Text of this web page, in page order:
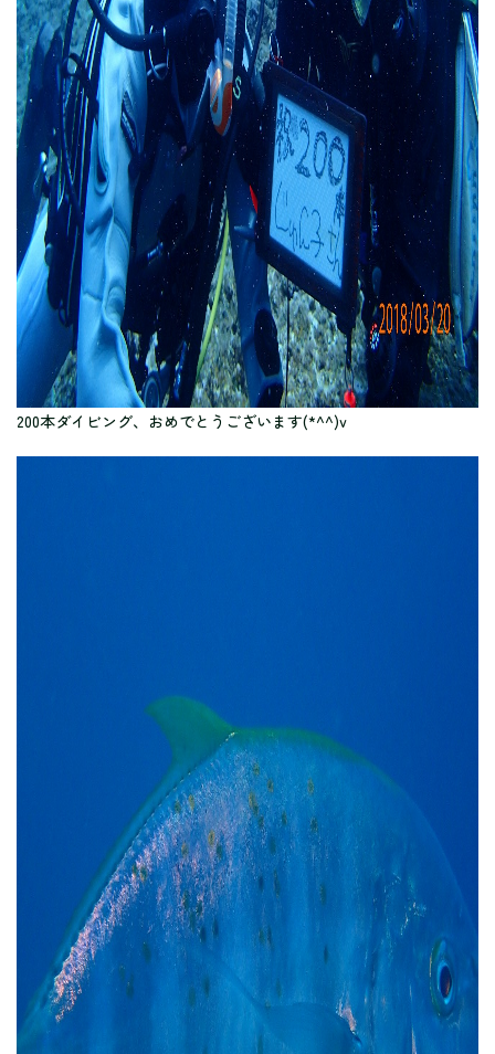
200本ダイビング、おめでとうございます(*^^)v